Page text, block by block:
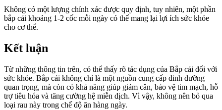
Không có một lượng chính xác được quy định, tuy nhiên, một phần
bắp cải khoảng 1-2 cốc mỗi ngày có thể mang lại lợi ích sức khỏe
cho cơ thể.
Kết luận
Từ những thông tin trên, có thể thấy rõ tác dụng của Bắp cải đối với
sức khỏe. Bắp cải không chỉ là một nguồn cung cấp dinh dưỡng
quan trọng, mà còn có khả năng giúp giảm cân, bảo vệ tim mạch, hỗ
trợ tiêu hóa và tăng cường hệ miễn dịch. Vì vậy, không nên bỏ qua
loại rau này trong chế độ ăn hàng ngày.